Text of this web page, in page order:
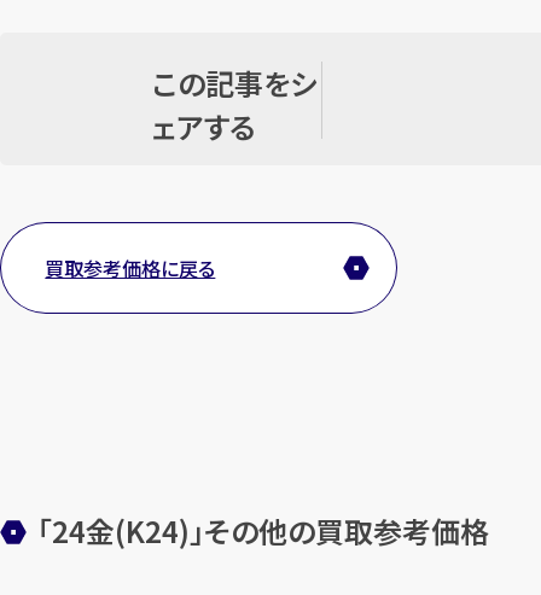
この記事をシ
ェアする
買取参考価格に戻る
「24金(K24)」その他の買取参考価格